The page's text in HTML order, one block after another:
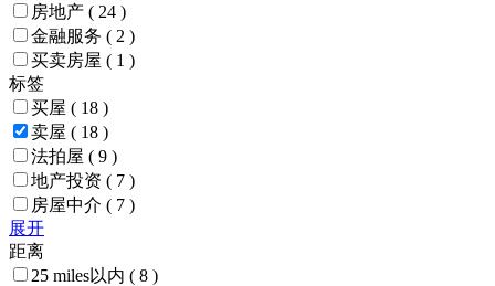
房地产 ( 24 )
金融服务 ( 2 )
买卖房屋 ( 1 )
标签
买屋 ( 18 )
卖屋 ( 18 )
法拍屋 ( 9 )
地产投资 ( 7 )
房屋中介 ( 7 )
展开
距离
25 miles以内 ( 8 )